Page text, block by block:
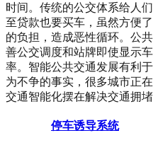
时间。传统的公交体系给人
至贷款也要买车，虽然方便
的负担，造成恶性循环。公
善公交调度和站牌即使显示
率。智能公共交通发展有利
为不争的事实，很多城市正
交通智能化摆在解决交通拥堵
停车诱导系统